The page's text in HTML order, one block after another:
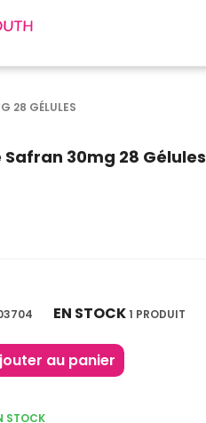
28 GÉLULES
30mg 28 Gélules
EN STOCK1 PRODUIT
au panier
STOCK